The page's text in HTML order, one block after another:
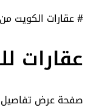
# عقارات الكويت
عقارات
صفحة عرض تفاصيل